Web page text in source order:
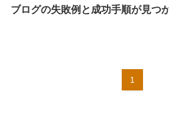
ブログの失敗例と成功手順が見つ
1